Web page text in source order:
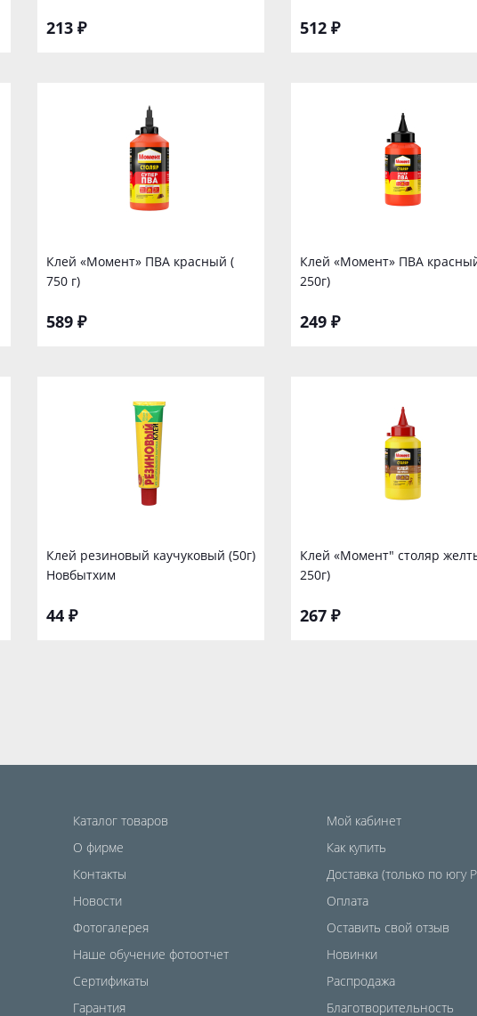
213 ₽ 512 ₽
Клей «Момент» ПВА красный (
750 г)
589 ₽
Клей «Момент» ПВА
250г)
249 ₽
Клей резиновый каучуковый (50г)
Новбытхим
44 ₽
Клей «Момент" столяр
250г)
267 ₽
Каталог товаров
О фирме
Контакты
Новости
Фотогалерея
Наше обучение фотоотчет
Сертификаты
Гарантия
Мой кабинет
Как купить
Доставка (только по югу
Оплата
Оставить свой отзыв
Новинки
Распродажа
Благотворительность